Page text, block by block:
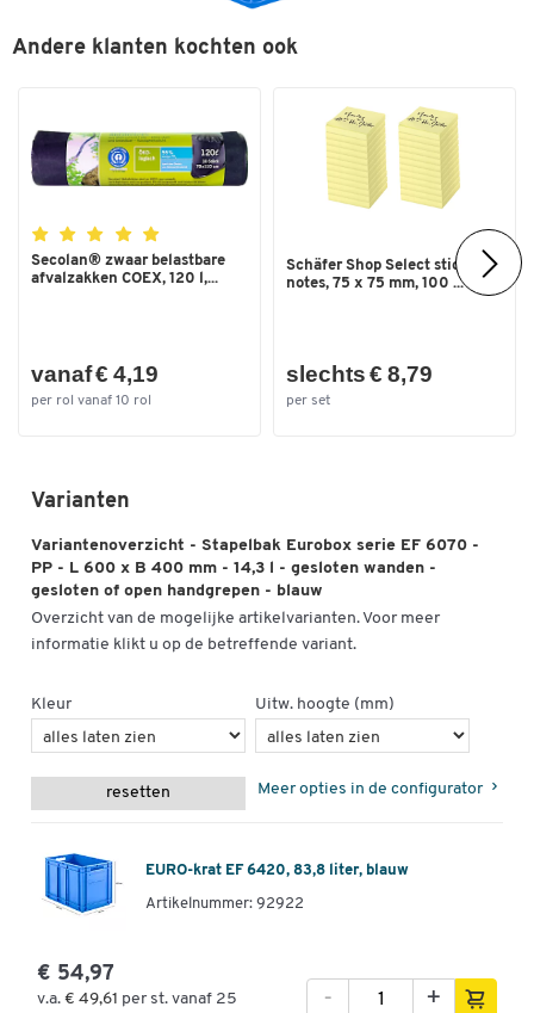
Andere klanten kochten ook
Secolan® zwaar belastbare
afvalzakken COEX, 120 l,...
vanaf € 4,19
per rol vanaf 10 rol
Schäfer Shop Select sticky
notes, 75 x 75 mm, 100 ...
slechts € 8,79
per set
Varianten
Variantenoverzicht - Stapelbak Eurobox serie EF 6070 -
PP - L 600 x B 400 mm - 14,3 l - gesloten wanden -
gesloten of open handgrepen - blauw
Overzicht van de mogelijke artikelvarianten. Voor meer
informatie klikt u op de betreffende variant.
Kleur Uitw. hoogte (mm)
resetten Meer opties in de configurator
EURO-krat EF 6420, 83,8 liter, blauw
Artikelnummer: 92922
€ 54,97
v.a. € 49,61 per st. vanaf 25
+
-